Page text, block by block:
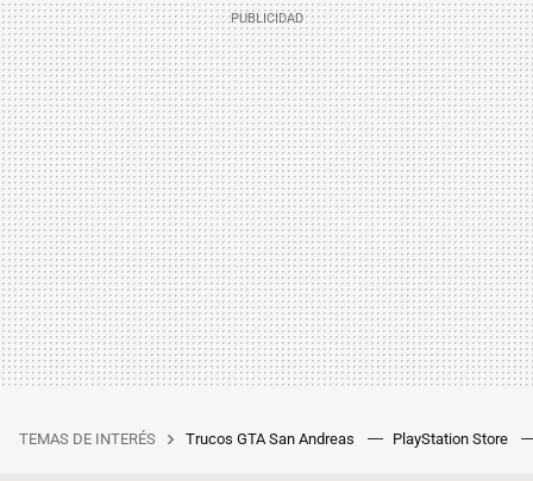
TEMAS DE INTERÉS Trucos GTA San Andreas PlayStation Store